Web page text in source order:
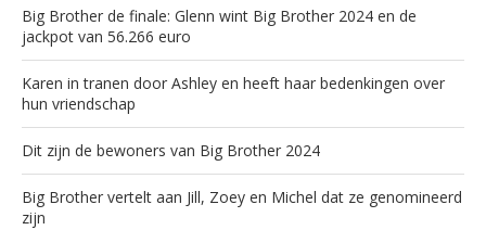
Big Brother de finale: Glenn wint Big Brother 2024 en de
jackpot van 56.266 euro
Karen in tranen door Ashley en heeft haar bedenkingen over
hun vriendschap
Dit zijn de bewoners van Big Brother 2024
Big Brother vertelt aan Jill, Zoey en Michel dat ze genomineerd
zijn